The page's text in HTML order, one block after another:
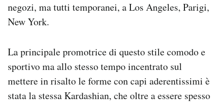
negozi, ma tutti temporanei, a Los Angeles, Parigi,
New York.
La principale promotrice di questo stile comodo e
sportivo ma allo stesso tempo incentrato sul
mettere in risalto le forme con capi aderentissimi è
stata la stessa Kardashian, che oltre a essere spesso